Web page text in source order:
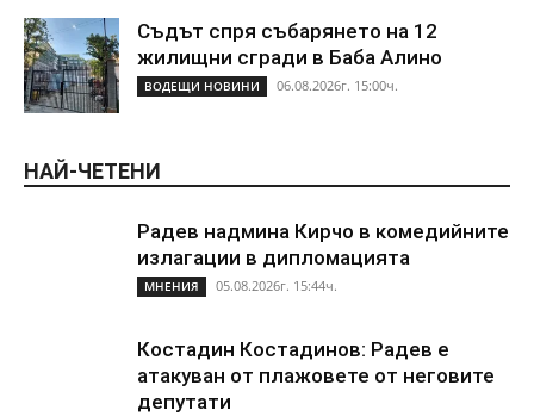
Съдът спря събарянето на 12
жилищни сгради в Баба Алино
ВОДЕЩИ НОВИНИ 06.08.2026г. 15:00ч.
НАЙ-ЧЕТЕНИ
Радев надмина Кирчо в комедийните
излагации в дипломацията
МНЕНИЯ 05.08.2026г. 15:44ч.
Костадин Костадинов: Радев е
атакуван от плажoвете от неговите
депутати